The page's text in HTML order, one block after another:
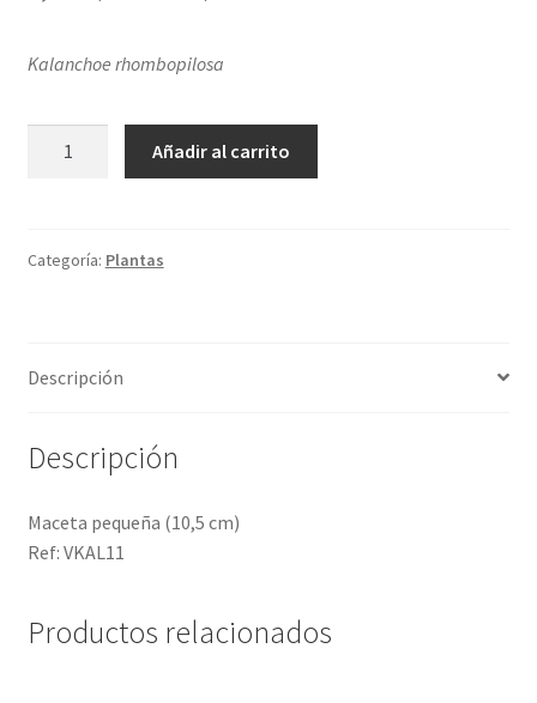
Kalanchoe rhombopilosa
Añadir al carrito
Categoría: Plantas
Descripción
Descripción
Maceta pequeña (10,5 cm)
Ref: VKAL11
Productos relacionados